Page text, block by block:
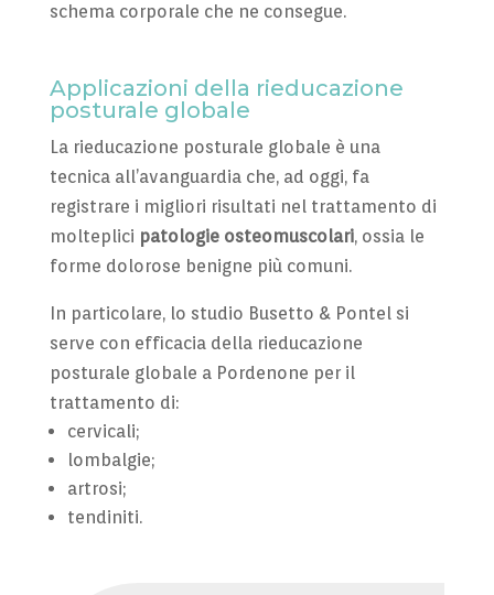
schema corporale che ne consegue.
Applicazioni della rieducazione
posturale globale
La rieducazione posturale globale è una
tecnica all’avanguardia che, ad oggi, fa
registrare i migliori risultati nel trattamento di
molteplici patologie osteomuscolari, ossia le
forme dolorose benigne più comuni.
In particolare, lo studio Busetto & Pontel si
serve con efficacia della rieducazione
posturale globale a Pordenone per il
trattamento di:
cervicali;
lombalgie;
artrosi;
tendiniti.